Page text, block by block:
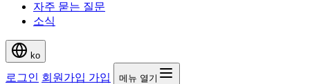
자주 묻는 질문
소식
ko
로그인 회원가입 가입 메뉴 열기